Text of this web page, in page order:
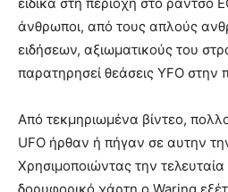
ειδικά στη περιοχή στο ράντσο
άνθρωποι, από τους απλούς
ειδήσεων, αξιωματικούς του
παρατηρησεί θεάσεις YFO στην
Από τεκμηριωμένα βίντεο,
UFO ήρθαν ή πήγαν σε αυτην
Χρησιμοποιώντας την